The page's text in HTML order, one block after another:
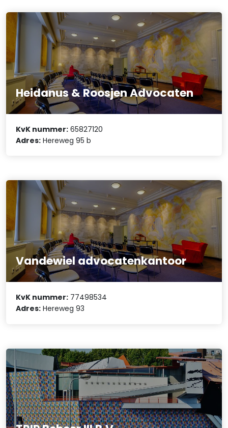
Heidanus & Roosjen Advocaten
KvK nummer: 65827120
Adres: Hereweg 95 b
Vandewiel advocatenkantoor
KvK nummer: 77498534
Adres: Hereweg 93